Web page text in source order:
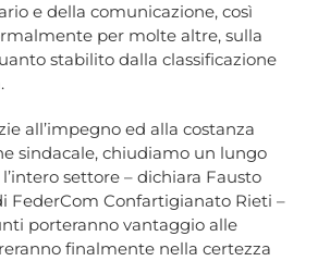
e della comunicazione, così
per molte altre, sulla
stabilito dalla classificazione
all’impegno ed alla costanza
sindacale, chiudiamo un lungo
settore – dichiara Fausto
FederCom Confartigianato Rieti –
porteranno vantaggio alle
finalmente nella certezza